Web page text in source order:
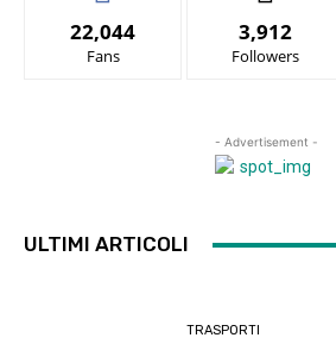
22,044
Fans
3,912
Followers
- Advertisement -
ULTIMI ARTICOLI
TRASPORTI